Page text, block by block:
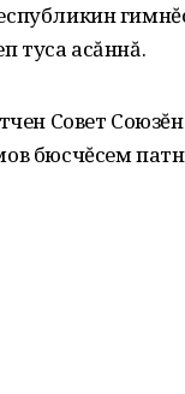
туса асăннă.
Совет
бюсчĕсем